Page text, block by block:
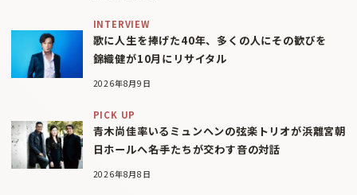
INTERVIEW
歌に人生を捧げた40年、多くの人にその歓びを
錦織健が10月にリサイタル
2026年8月9日
PICK UP
青木尚佳率いるミュンヘンの弦楽トリオが浜離宮朝
日ホールへ――名手たちが交わす音の対話
2026年8月8日